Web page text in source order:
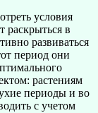
условия
раскрыться в
развиваться
период они
растениям
периоды и во
с учетом